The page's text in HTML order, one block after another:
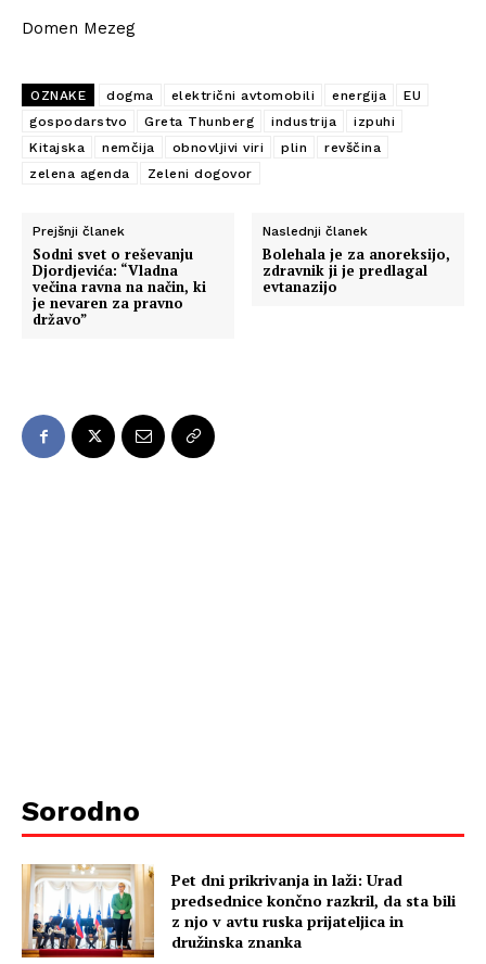
Domen Mezeg
OZNAKE dogma električni avtomobili energija
EU
gospodarstvo
Greta Thunberg industrija
izpuhi
Kitajska
nemčija obnovljivi viri plin
revščina
zelena agenda
Zeleni dogovor
Prejšnji članek
Sodni svet o reševanju
Djordjevića: “Vladna
večina ravna na način, ki
je nevaren za pravno
državo”
Naslednji članek
Bolehala je za anoreksijo,
zdravnik ji je predlagal
evtanazijo
Sorodno
Pet dni prikrivanja in laži: Urad
predsednice končno razkril, da sta bili
z njo v avtu ruska prijateljica in
družinska znanka